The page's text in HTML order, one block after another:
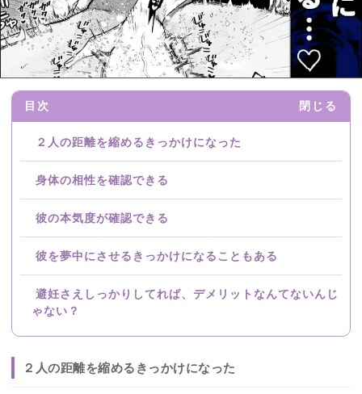
目次 閉じる
２人の距離を縮めるきっかけになった
身体の相性を確認できる
彼の本気度が確認できる
彼を夢中にさせるきっかけになることもある
避妊さえしっかりしてれば、デメリットなんてないんじ
ゃない？
２人の距離を縮めるきっかけになった